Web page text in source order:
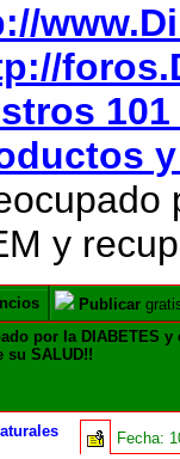
y
Publicar
por la DIABETES y
su SALUD!!
Fecha: